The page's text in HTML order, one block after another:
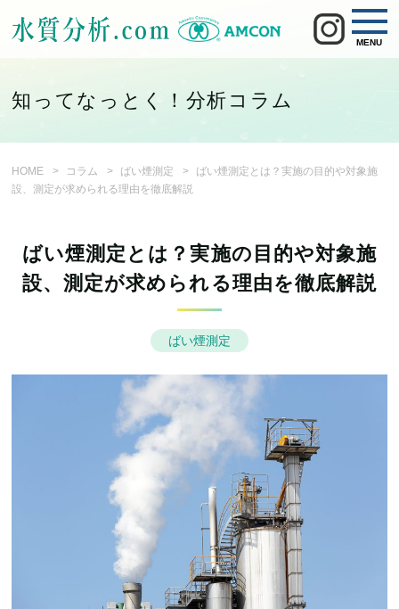
MENU
知ってなっとく！分析コラム
HOME コラム ばい煙測定
ばい煙測定とは？実施の目的や対象施
設、測定が求められる理由を徹底解説
ばい煙測定とは？実施の目的や対象施
設、測定が求められる理由を徹底解説
ばい煙測定